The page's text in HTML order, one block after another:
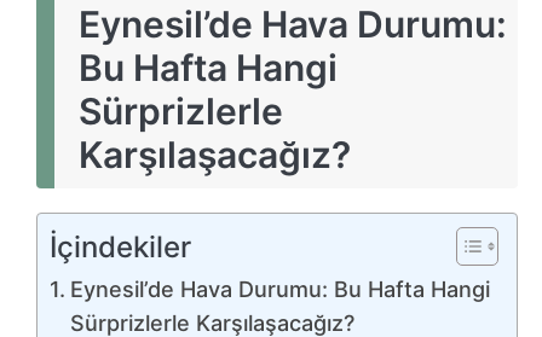
Eynesil’de Hava Durumu:
Bu Hafta Hangi
Sürprizlerle
Karşılaşacağız?
İçindekiler
Eynesil’de Hava Durumu: Bu Hafta Hangi
Sürprizlerle Karşılaşacağız?